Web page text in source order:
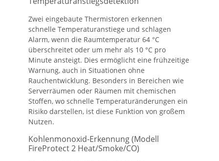
Zwei eingebaute Thermistoren erkennen
schnelle Temperaturanstiege und schlagen
Alarm, wenn die Raumtemperatur 64 °C
überschreitet oder um mehr als 10 °C pro
Minute ansteigt. Dies ermöglicht eine frühzeitige
Warnung, auch in Situationen ohne
Rauchentwicklung. Besonders in Bereichen wie
Serverräumen oder Räumen mit chemischen
Stoffen, wo schnelle Temperaturänderungen ein
Risiko darstellen, ist diese Funktion von großem
Nutzen.
Kohlenmonoxid-Erkennung (Modell
FireProtect 2 Heat/Smoke/CO)